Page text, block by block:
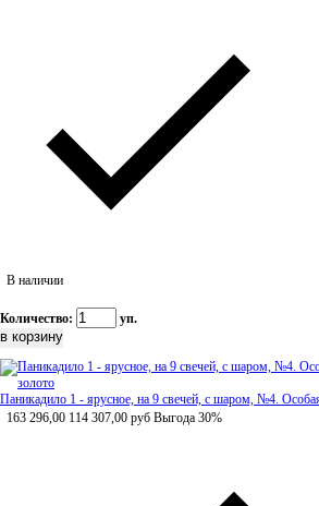
В наличии
Количество: уп.
Паникадило 1 - ярусное, на 9 свечей, с шаром, №4.
163 296,00 114 307,00 руб Выгода 30%